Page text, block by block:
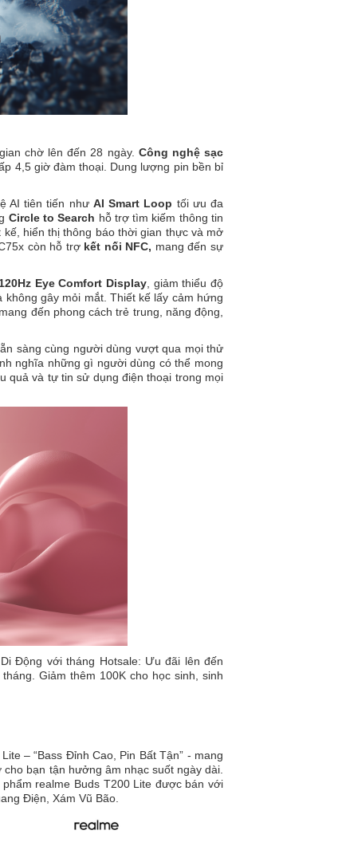
chờ lên đến 28 ngày. Công nghệ sạc
4,5 giờ đàm thoại. Dung lượng pin bền bỉ
AI tiên tiến như AI Smart Loop tối ưu đa
Circle to Search hỗ trợ tìm kiếm thông tin
hiển thị thông báo thời gian thực và mở
còn hỗ trợ kết nối NFC, mang đến sự
120Hz Eye Comfort Display, giảm thiểu độ
gây mỏi mắt. Thiết kế lấy cảm hứng
đến phong cách trẻ trung, năng động,
sàng cùng người dùng vượt qua mọi thử
nghĩa những gì người dùng có thể mong
quả và tự tin sử dụng điện thoại trong mọi
Động với tháng Hotsale: Ưu đãi lên đến
Giảm thêm 100K cho học sinh, sinh
– “Bass Đỉnh Cao, Pin Bất Tận” - mang
bạn tận hưởng âm nhạc suốt ngày dài.
realme Buds T200 Lite được bán với
Điện, Xám Vũ Bão.